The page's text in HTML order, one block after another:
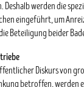
werden die
eingeführt, um
Beteiligung beider
Diskurs von
betroffen, werden